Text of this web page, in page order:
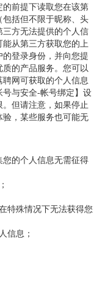
前提下读取您在该第
括但不限于昵称、头
方无法提供的个人信
从第三方获取您的上
登录身份，并向您提
的产品服务。您可以
网可获取的个人信息
与安全-帐号绑定】设
但请注意，如果停止
，某些服务也可能无
的个人信息无需征得
特殊情况下无法获得您
信息；